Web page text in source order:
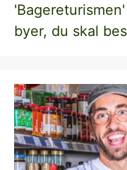
byer, du skal